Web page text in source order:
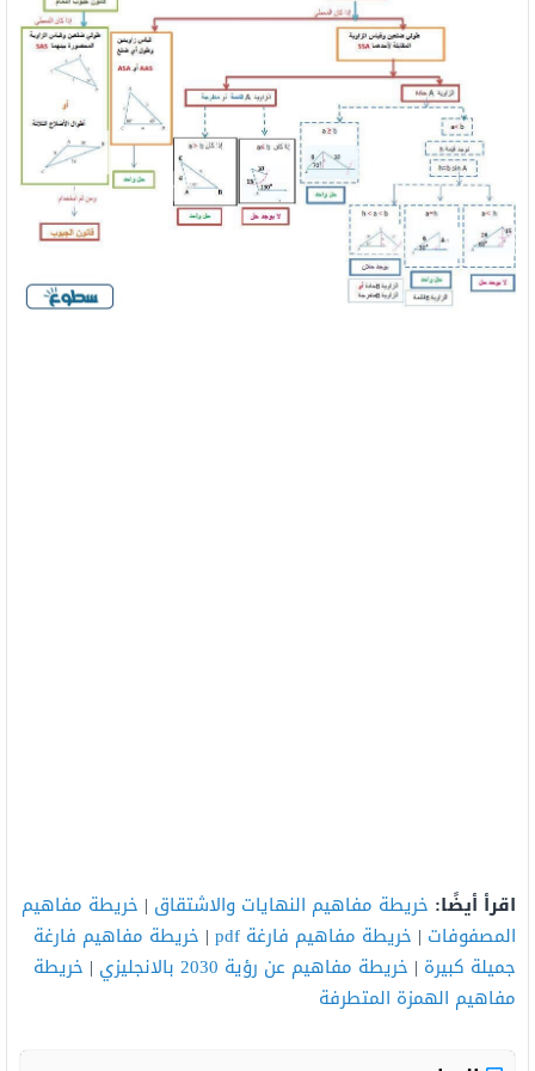
اقرأ أيضًا: خريطة مفاهيم النهايات والاشتقاق | خريطة مفاهيم
المصفوفات | خريطة مفاهيم فارغة pdf | خريطة مفاهيم فارغة
جميلة كبيرة | خريطة مفاهيم عن رؤية 2030 بالانجليزي | خريطة
مفاهيم الهمزة المتطرفة